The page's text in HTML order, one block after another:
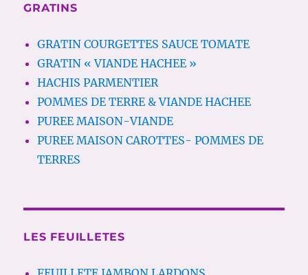
GRATINS
GRATIN COURGETTES SAUCE TOMATE
GRATIN « VIANDE HACHEE »
HACHIS PARMENTIER
POMMES DE TERRE & VIANDE HACHEE
PUREE MAISON-VIANDE
PUREE MAISON CAROTTES- POMMES DE
TERRES
LES FEUILLETES